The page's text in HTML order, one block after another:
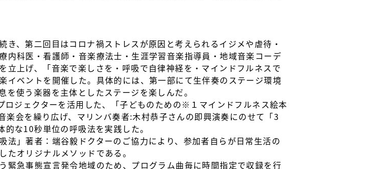
、第二回目はコロナ禍ストレスが原因と考えられるイジメや虐待・
内科医・看護師・音楽療法士・生涯学習音楽指導員・地域音楽コーデ
立上げ、「音楽で楽しさを・呼吸で自律神経を・マインドフルネスで
イベントを開催した。具体的には、第一部にて生伴奏のステージ環境
使う楽器を主体としたステージを楽しんだ。
ロジェクターを活用した、「子どものための※１マインドフルネス絵本
会を繰り広げ、マリンバ奏者:木村恭子さんの即興演奏にのせて「3
な10秒単位の呼吸法を実践した。
法」著者：端谷毅ドクターのご協力により、参加者自らが日常生活の
オリジナルメソッドである。
緊急事態宣言発令地域のため、プログラム曲毎に時間指定で収録を行